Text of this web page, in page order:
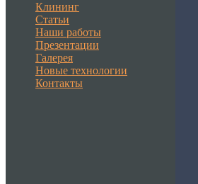
Клининг
Статьи
Наши работы
Презентации
Галерея
Новые технологии
Контакты